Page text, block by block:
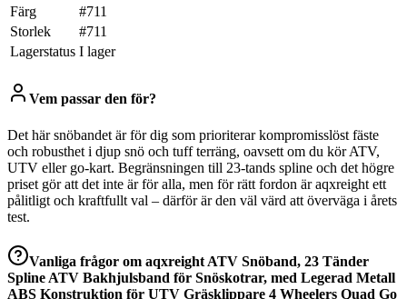
Färg
#711
Storlek
#711
Lagerstatus I lager
Vem passar den för?
Det här snöbandet är för dig som prioriterar kompromisslöst fäste
och robusthet i djup snö och tuff terräng, oavsett om du kör ATV,
UTV eller go-kart. Begränsningen till 23-tands spline och det högre
priset gör att det inte är för alla, men för rätt fordon är aqxreight ett
pålitligt och kraftfullt val – därför är den väl värd att överväga i årets
test.
Vanliga frågor om aqxreight ATV Snöband, 23 Tänder
Spline ATV Bakhjulsband för Snöskotrar, med Legerad Metall
ABS Konstruktion för UTV Gräsklippare 4 Wheelers Quad Go